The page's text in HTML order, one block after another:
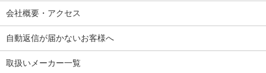
会社概要・アクセス
自動返信が届かないお客様へ
取扱いメーカー一覧